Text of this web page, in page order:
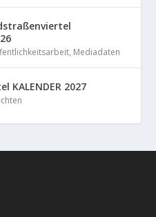
, Mediadaten
KALENDER 2027